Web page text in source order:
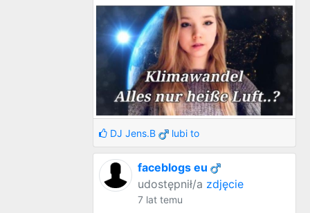
DJ Jens.B lubi to
faceblogs eu
udostępnił/a zdjęcie
7 lat temu